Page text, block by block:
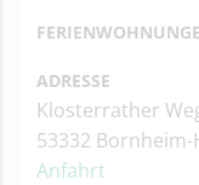
ADRESSE
Klosterrather
53332 Bornheim-
Anfahrt